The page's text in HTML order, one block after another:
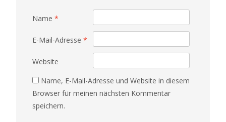
Name *
E-Mail-Adresse *
Website
Name, E-Mail-Adresse und Website in diesem
Browser für meinen nächsten Kommentar
speichern.